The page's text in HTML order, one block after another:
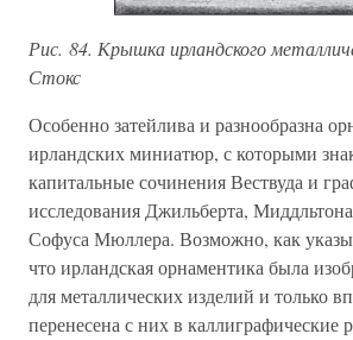
Рис. 84. Крышка ирландского
Стокс
Особенно затейлива и разнообразна
ирландских миниатюр, с которыми
капитальные сочинения Вествуда и
исследования Джильберта,
Софуса Мюллера. Возможно, как
что ирландская орнаментика была
для металлических изделий и только
перенесена с них в каллиграфические